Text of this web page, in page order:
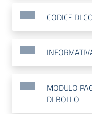
CODICE DI
MODULO
DI BOLLO